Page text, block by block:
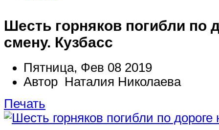
Шесть горняков погибли по
смену. Кузбасс
Пятница, Фев 08 2019
Автор Наталия Николаева
Печать